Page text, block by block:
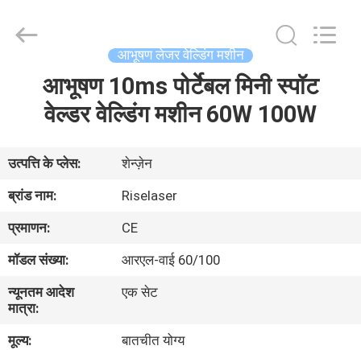
वीआर
शो
हमारे
बारे
Technology
आभूषण लेजर वेल्डिंग मशीन
आभूषण 10ms पोर्टेबल मिनी स्पॉट
वेल्डर वेल्डिंग मशीन 60W 100W
उत्पत्ति के प्लेस:
शेन्ज़ेन
ब्रांड नाम:
Riselaser
प्रमाणन:
CE
मॉडल संख्या:
आरएल-वाई 60/100
न्यूनतम आदेश
मात्रा:
एक सेट
मूल्य:
बातचीत योग्य